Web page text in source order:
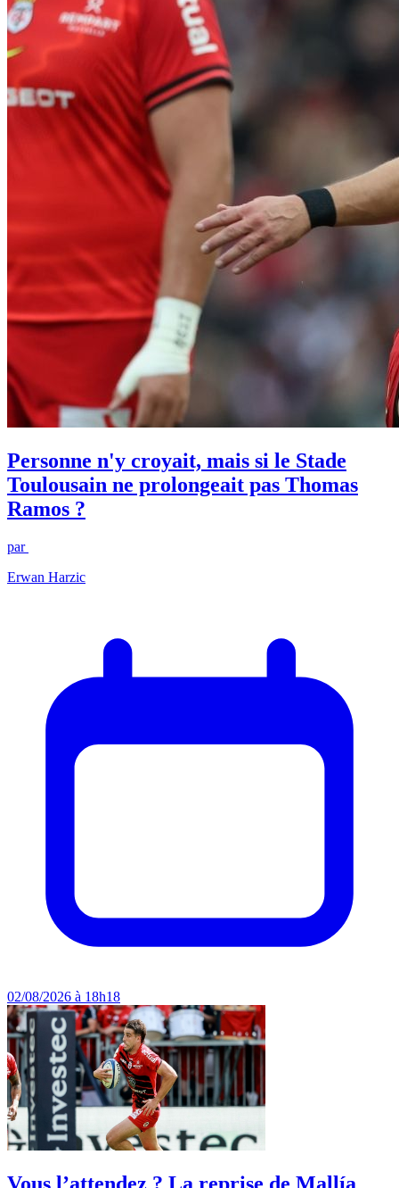
Personne n'y croyait, mais si le Stade
Toulousain ne prolongeait pas Thomas
Ramos ?
par
Erwan Harzic
02/08/2026 à 18h18